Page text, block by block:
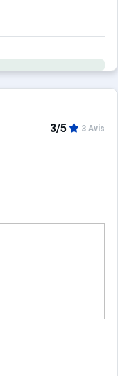
3/5 3 Avis